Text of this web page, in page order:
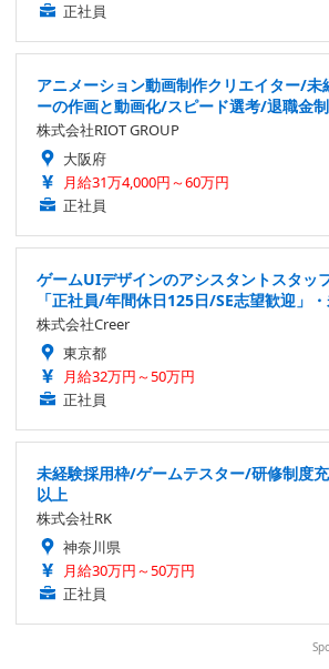
正社員
アニメーション動画制作クリエイター/未
ーの作画と動画化/スピード選考/退職金
株式会社RIOT GROUP
大阪府
月給31万4,000円～60万円
正社員
ゲームUIデザインのアシスタントスタッ
「正社員/年間休日125日/SE志望歓迎」
株式会社Creer
東京都
月給32万円～50万円
正社員
未経験採用枠/ゲームテスター/研修制度
以上
株式会社RK
神奈川県
月給30万円～50万円
正社員